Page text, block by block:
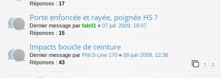
Réponses : 17
Porte enfoncée et rayée, poignée HS ?
Dernier message par fab01 « 07 juil. 2009, 16:07
Réponses : 15
Impacts boucle de ceinture
Dernier message par Phil.S-Line 170 « 08 juin 2009, 12:36
Réponses : 43 1 2